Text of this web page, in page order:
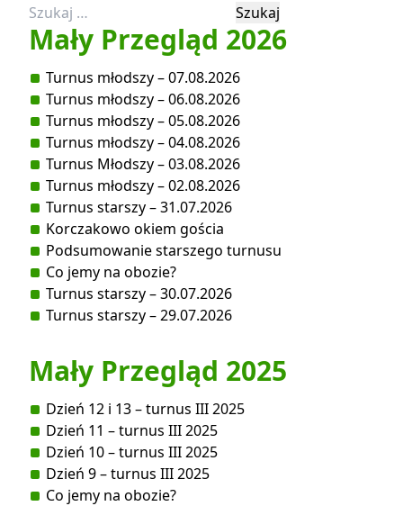
Szukaj:
Mały Przegląd 2026
Turnus młodszy – 07.08.2026
Turnus młodszy – 06.08.2026
Turnus młodszy – 05.08.2026
Turnus młodszy – 04.08.2026
Turnus Młodszy – 03.08.2026
Turnus młodszy – 02.08.2026
Turnus starszy – 31.07.2026
Korczakowo okiem gościa
Podsumowanie starszego turnusu
Co jemy na obozie?
Turnus starszy – 30.07.2026
Turnus starszy – 29.07.2026
Mały Przegląd 2025
Dzień 12 i 13 – turnus III 2025
Dzień 11 – turnus III 2025
Dzień 10 – turnus III 2025
Dzień 9 – turnus III 2025
Co jemy na obozie?